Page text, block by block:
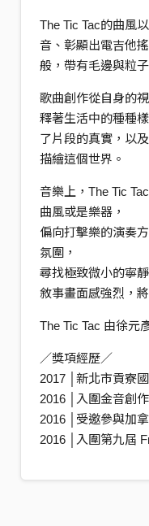
The Tic Tac的曲風
音、彰顯出電吉他
般，帶有毛邊與粒
歌曲創作從自身的
釋著生活中的種種
了片段的真實，以
描繪這個世界。
音樂上，The Tic
曲風或是樂器，
偏向打擊樂的演奏
氛圍，
尋找極致微小的寧
敘事畫面感強烈，
The Tic Tac 由徐元
／獎項經歷／
2017 │新北市貢寮
2016 │入圍金音創
2016 │受邀參與加
2016 │入圍第九屆